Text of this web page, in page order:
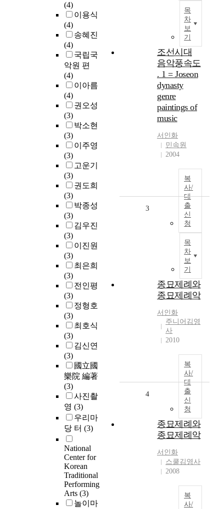
(4)
이용식
(4)
송혜진
(4)
국립국
악원 편
(4)
이아름
(4)
권오성
(3)
박소현
(3)
이주영
(3)
고운기
(3)
권도희
(3)
박종성
(3)
김우진
(3)
이진원
(3)
최은희
(3)
전인평
(3)
정형호
(3)
최호식
(3)
김신연
(3)
國立國
樂院 編著
(3)
사진촬
영 (3)
우리마
당 터 (3)
National
Center for
Korean
Traditional
Performing
Arts (3)
놀이마
목
차
보
기
조선시대
음악풍속도
. 1 = Joseon
dynasty
genre
paintings of
music
서인화
민속원
2004
복
사/
대
출
신
청
목
차
보
기
3
종묘제례와
종묘제례악
서인화
주니어김영
사
2010
복
사/
대
출
신
청
4
종묘제례와
종묘제례악
서인화
스쿨김영사
2008
복
사/